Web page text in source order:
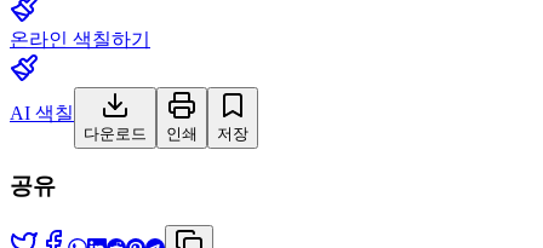
온라인 색칠하기
AI 색칠
다운로드 인쇄 저장
공유